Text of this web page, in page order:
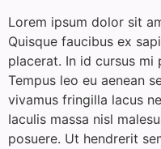
Lorem ipsum dolor sit
Quisque faucibus ex
placerat. In id cursus mi
Tempus leo eu aenean
vivamus fringilla lacus
Iaculis massa nisl
posuere. Ut hendrerit